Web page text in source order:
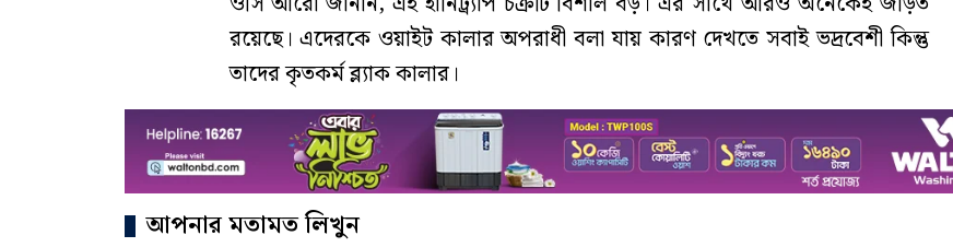
রয়েছে। এদেরকে ওয়াইট কালার অপরাধী বলা যায় কারণ দেখতে সবাই ভদ্রবেশী কিন্তু
তাদের কৃতকর্ম ব্ল্যাক কালার।
আপনার মতামত লিখুন